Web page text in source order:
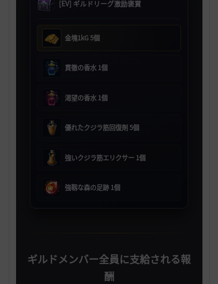
[EV] ギルドリーグ激励褒賞
金塊1kG 5個
貫徹の香水 1個
渇望の香水 1個
優れたクジラ筋回復剤 5個
強いクジラ筋エリクサー 1個
強靱な森の足跡 1個
ギルドメンバー全員に支給される報
酬